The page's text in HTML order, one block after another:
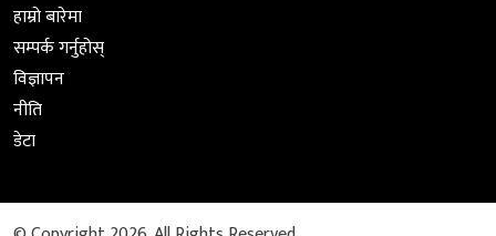
हाम्रो बारेमा
सम्पर्क गर्नुहोस्
विज्ञापन
नीति
डेटा